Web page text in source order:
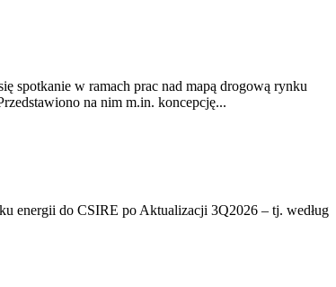
spotkanie w ramach prac nad mapą drogową rynku
na nim m.in. koncepcję...
energii do CSIRE po Aktualizacji 3Q2026 – tj. według